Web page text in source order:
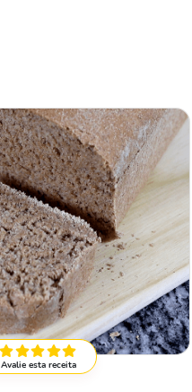
Avalie esta receita